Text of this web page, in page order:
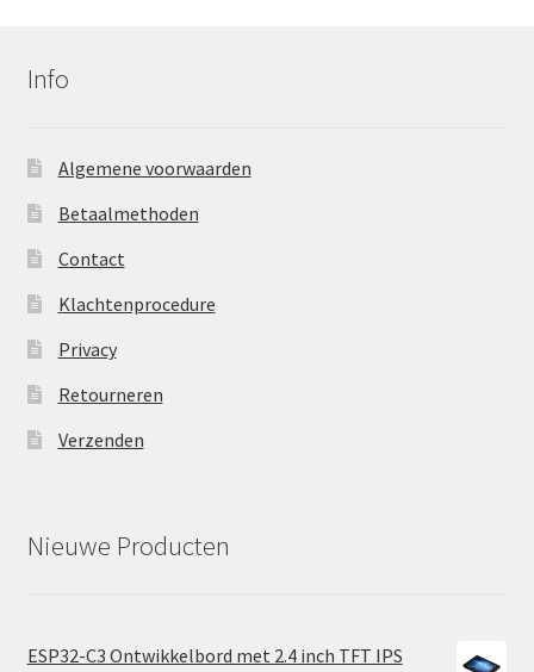
Info
Algemene voorwaarden
Betaalmethoden
Contact
Klachtenprocedure
Privacy
Retourneren
Verzenden
Nieuwe Producten
ESP32-C3 Ontwikkelbord met 2.4 inch TFT IPS